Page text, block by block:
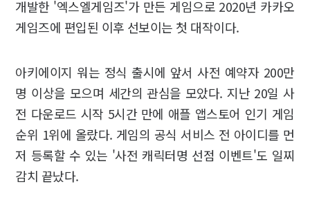
개발한 '엑스엘게임즈'가 만든 게임으로 2020년 카카오
게임즈에 편입된 이후 선보이는 첫 대작이다.
아키에이지 워는 정식 출시에 앞서 사전 예약자 200만
명 이상을 모으며 세간의 관심을 모았다. 지난 20일 사
전 다운로드 시작 5시간 만에 애플 앱스토어 인기 게임
순위 1위에 올랐다. 게임의 공식 서비스 전 아이디를 먼
저 등록할 수 있는 '사전 캐릭터명 선점 이벤트'도 일찌
감치 끝났다.